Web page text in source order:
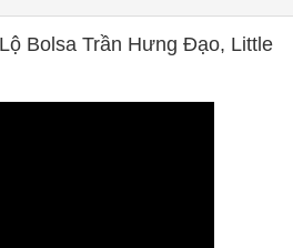
Bolsa Trần Hưng Đạo, Little